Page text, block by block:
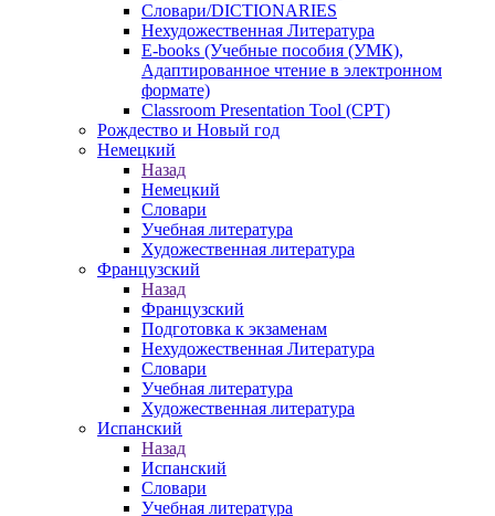
Словари/DICTIONARIES
Нехудожественная Литература
E-books (Учебные пособия (УМК),
Адаптированное чтение в электронном
формате)
Classroom Presentation Tool (CPT)
Рождество и Новый год
Немецкий
Назад
Немецкий
Словари
Учебная литература
Художественная литература
Французский
Назад
Французский
Подготовка к экзаменам
Нехудожественная Литература
Словари
Учебная литература
Художественная литература
Испанский
Назад
Испанский
Словари
Учебная литература